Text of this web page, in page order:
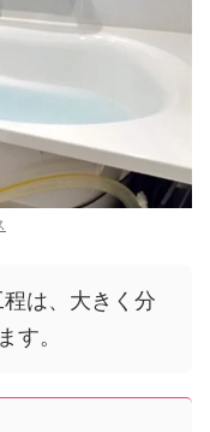
は、大きく分
す。